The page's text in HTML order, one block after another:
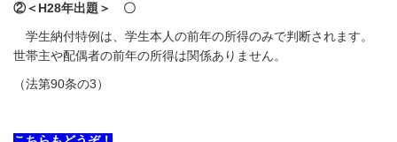
②＜H28年出題＞ 〇
学生納付特例は、学生本人の前年の所得のみで判断されます。
世帯主や配偶者の前年の所得は関係ありません。
（法第90条の3）